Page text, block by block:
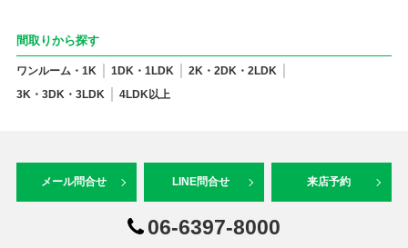
間取りから探す
ワンルーム・1K 1DK・1LDK
2K・2DK・2LDK
3K・3DK・3LDK
4LDK以上
メール問合せ LINE問合せ 来店予約
06-6397-8000